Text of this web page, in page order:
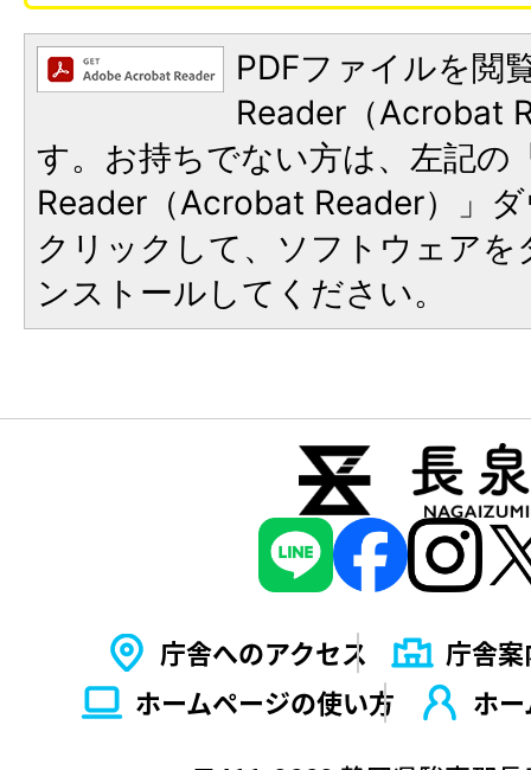
PDFファイルを閲
Reader（Acrobat
す。お持ちでない方は、左記の
Reader（Acrobat Reader）」
クリックして、ソフトウェア
ンストールしてください。
庁舎へのアクセス
庁舎案
ホームページの使い⽅
ホ